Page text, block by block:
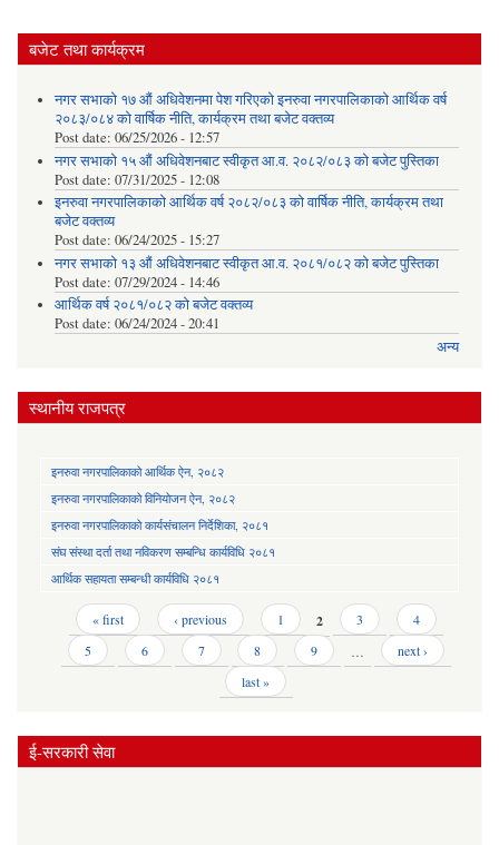
बजेट तथा कार्यक्रम
नगर सभाको १७ औं अधिवेशनमा पेश गरिएको इनरुवा नगरपालिकाको आर्थिक वर्ष
२०८३/०८४ को वार्षिक नीति, कार्यक्रम तथा बजेट वक्तव्य
Post date: 06/25/2026 - 12:57
नगर सभाको १५ औं अधिवेशनबाट स्वीकृत आ.व. २०८२/०८३ को बजेट पुस्तिका
Post date: 07/31/2025 - 12:08
इनरुवा नगरपालिकाको आर्थिक वर्ष २०८२/०८३ को वार्षिक नीति, कार्यक्रम तथा
बजेट वक्तव्य
Post date: 06/24/2025 - 15:27
नगर सभाको १३ औं अधिवेशनबाट स्वीकृत आ.व. २०८१/०८२ को बजेट पुस्तिका
Post date: 07/29/2024 - 14:46
आर्थिक वर्ष २०८१/०८२ को बजेट वक्तव्य
Post date: 06/24/2024 - 20:41
अन्य
स्थानीय राजपत्र
इनरुवा नगरपालिकाको आर्थिक ऐन, २०८२
इनरुवा नगरपालिकाको विनियोजन ऐन, २०८२
इनरुवा नगरपालिकाको कार्यसंचालन निर्देशिका, २०८१
संघ संस्था दर्ता तथा नविकरण सम्बन्धि कार्यविधि २०८१
आर्थिक सहायता सम्बन्धी कार्यविधि २०८१
Pages « first ‹ previous 1 2 3
4
5
6 7 8 9 …
next ›
last »
ई-सरकारी सेवा